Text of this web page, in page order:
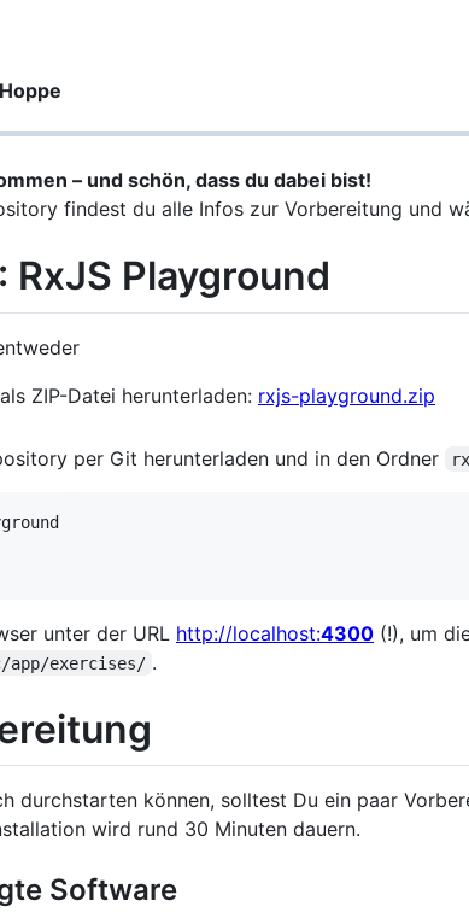
– und schön, dass du dabei bist!
findest du alle Infos zur Vorbereitung und
RxJS Playground
ZIP-Datei herunterladen: rxjs-playground.zip
per Git herunterladen und in den Ordner
unter der URL http://localhost:4300 (!), um
app/exercises/ .
durchstarten können, solltest Du ein paar
wird rund 30 Minuten dauern.
Software